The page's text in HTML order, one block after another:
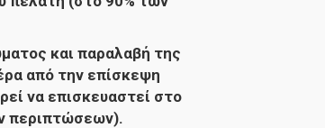
και παραλαβή της
από την επίσκεψη
να επισκευαστεί στο
περιπτώσεων).